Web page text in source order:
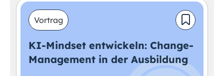
Vortrag
KI-Mindset entwickeln: Change-
Management in der Ausbildung